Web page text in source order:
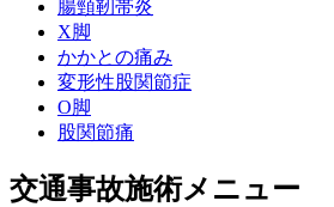
腸頸靭帯炎
X脚
かかとの痛み
変形性股関節症
O脚
股関節痛
交通事故施術メニュー